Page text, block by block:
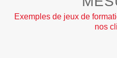
Exemples de jeux de
nos